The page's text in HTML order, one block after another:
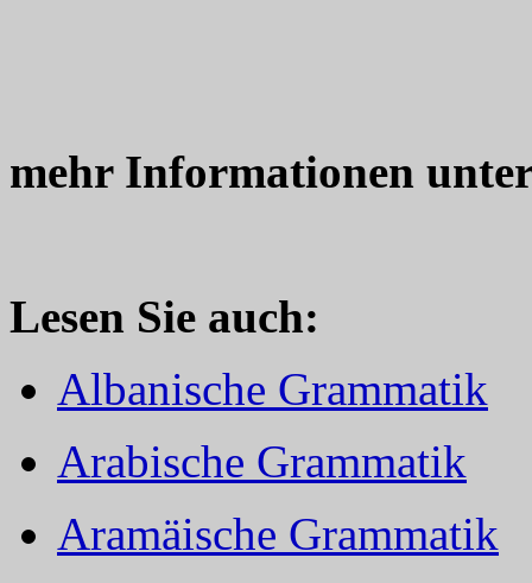
mehr Informationen
Lesen Sie auch:
Albanische Grammatik
Arabische Grammatik
Aramäische Grammatik